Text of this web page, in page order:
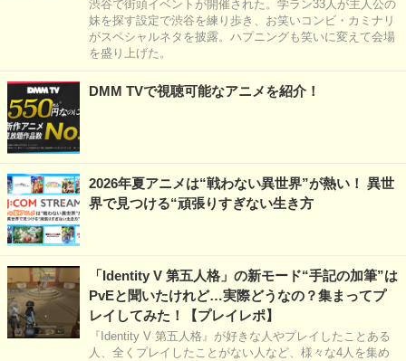
渋谷で街頭イベントが開催された。学ラン33人が主人公の
妹を探す設定で渋谷を練り歩き、お笑いコンビ・カミナリ
がスペシャルネタを披露。ハプニングも笑いに変えて会場
を盛り上げた。
DMM TVで視聴可能なアニメを紹介！
2026年夏アニメは“戦わない異世界”が熱い！ 異世
界で見つける“頑張りすぎない生き方
「Identity V 第五人格」の新モード“手記の加筆”は
PvEと聞いたけれど…実際どうなの？集まってプ
レイしてみた！【プレイレポ】
『Identity V 第五人格』が好きな人やプレイしたことある
人、全くプレイしたことがない人など、様々な4人を集め